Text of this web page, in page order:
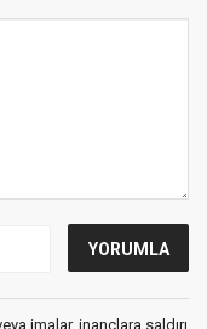
imalar, inançlara saldırı